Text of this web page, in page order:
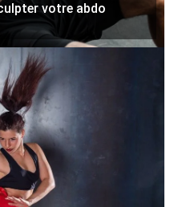
votre abdo